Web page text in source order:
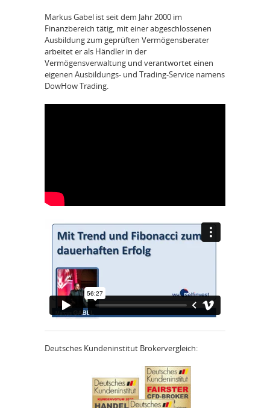
Markus Gabel ist seit dem Jahr 2000 im
Finanzbereich tätig, mit einer abgeschlossenen
Ausbildung zum geprüften Vermögensberater
arbeitet er als Händler in der
Vermögensverwaltung und verantwortet einen
eigenen Ausbildungs- und Trading-Service namens
DowHow Trading.
Deutsches Kundeninstitut Brokervergleich: